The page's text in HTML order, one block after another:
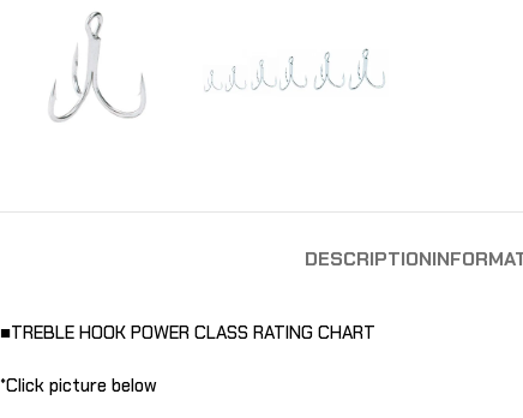
DESCRIPTION
■TREBLE HOOK POWER CLASS RATING CHART
*Click picture below